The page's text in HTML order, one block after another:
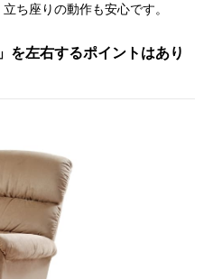
ち座りの動作も安心です。
を左右するポイントはあり